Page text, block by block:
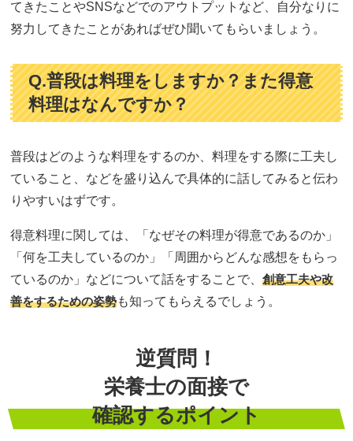
てきたことやSNSなどでのアウトプットなど、自分なりに
努力してきたことがあればぜひ聞いてもらいましょう。
Q.普段は料理をしますか？また得意
料理はなんですか？
普段はどのような料理をするのか、料理をする際に工夫し
ていること、などを盛り込んで具体的に話してみると伝わ
りやすいはずです。
得意料理に関しては、「なぜその料理が得意であるのか」
「何を工夫しているのか」「周囲からどんな感想をもらっ
ているのか」などについて話をすることで、創意工夫や改
善をするための姿勢も知ってもらえるでしょう。
逆質問！
栄養士の面接で
確認するポイント